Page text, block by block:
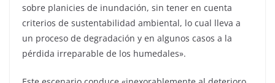
sobre planicies de inundación, sin tener en cuenta
criterios de sustentabilidad ambiental, lo cual lleva a
un proceso de degradación y en algunos casos a la
pérdida irreparable de los humedales».